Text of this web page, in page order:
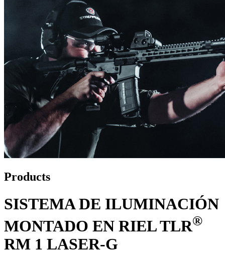
Products
SISTEMA DE ILUMINACIÓN
MONTADO EN RIEL TLR®
RM 1 LASER-G